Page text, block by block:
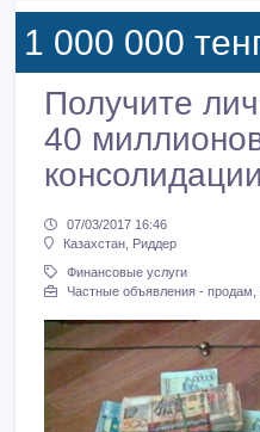
1 000 000
Получите
40
07/03/2017 16:46
Казахстан, Риддер
Финансовые услуги
Частные объявления - продам,